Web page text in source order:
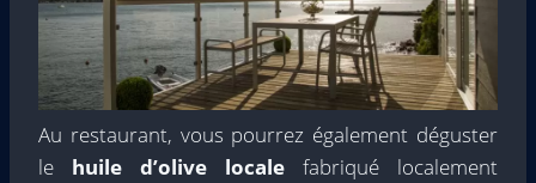
Au restaurant, vous pourrez également déguster
le huile d’olive locale fabriqué localement